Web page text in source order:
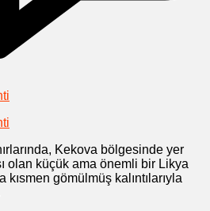
Kekova bölgesinde yer
olan küçük ama önemli bir Likya
kısmen gömülmüş kalıntılarıyla